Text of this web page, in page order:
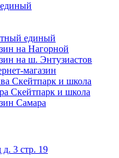
единый
на Нагорной
на ш. Энтузиастов
магазин
Скейтпарк и школа
Скейтпарк и школа
Самара
3 стр. 19